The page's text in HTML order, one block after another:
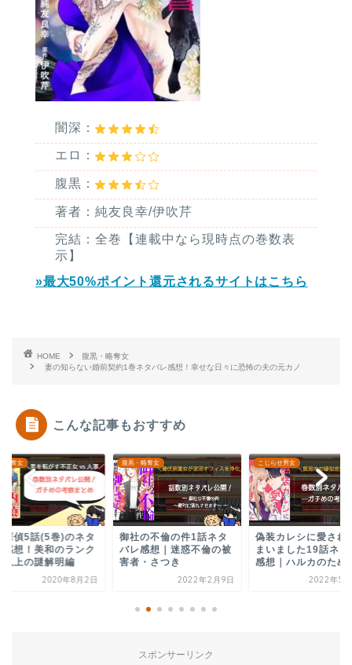
闇深：
エロ：
腹黒：
著者：純友良幸/伊吹芹
完結：全巻【連載中なら現時点の巻数表
示】
»最大50%ポイント還元されるサイトはこちら
HOME
腹黒・略奪女
妻の知らない婚前契約1巻ネタバレ感想！幸せな日々に恐怖の夫の元カノ
こんな記事もおすすめ
略奪女
の不倫の件1話ネタ
感想｜迷惑不倫の被
・さつき
2022年2月9日
こじらせ男女
偽装カレシに愛されてし
まいました19話ネタバレ
感想｜ハルカのために...
2022年5月29日
こじらせ男女
偽装カレシに愛され
まいました9話ネタ
感想！看護師たちに
スポンサーリンク